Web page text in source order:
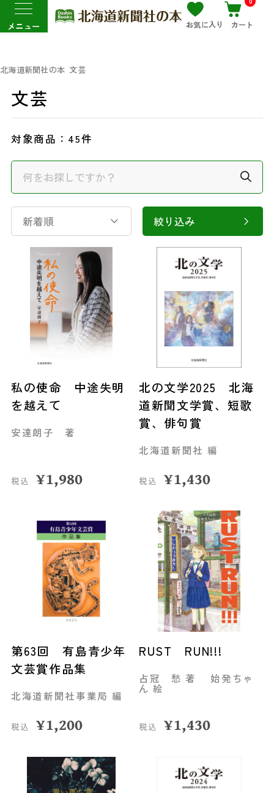
メニュー お気に入り カート
北海道新聞社の本 文芸
文芸
対象商品： 45件
新着順 絞り込み
私の使命 中途失明
を越えて
安達朗子 著
税込 ¥1,980
北の文学2025 北海
道新聞文学賞、短歌
賞、俳句賞
北海道新聞社 編
税込 ¥1,430
第63回 有島青少年
文芸賞作品集
北海道新聞社事業局 編
税込 ¥1,200
RUST RUN!!!
占冠 愁 著 始発ちゃ
ん 絵
税込 ¥1,430